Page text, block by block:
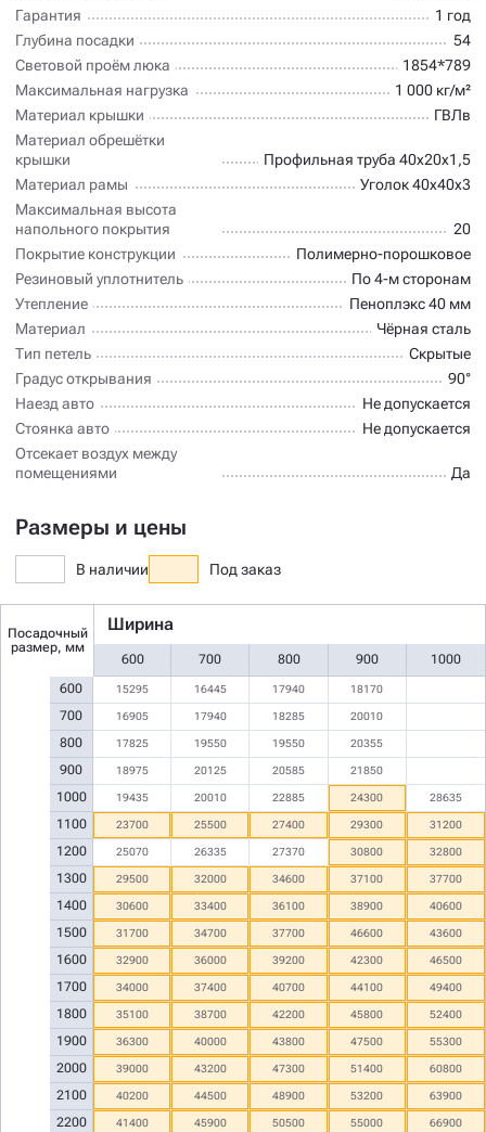
Гарантия
1 год
Глубина посадки
54
Световой проём люка
1854*789
Максимальная нагрузка
1 000 кг/м²
Материал крышки
ГВЛв
Материал обрешётки
крышки
Профильная труба 40х20х1,5
Материал рамы
Уголок 40х40х3
Максимальная высота
напольного покрытия
20
Покрытие конструкции
Полимерно-порошковое
Резиновый уплотнитель
По 4-м сторонам
Утепление
Пеноплэкс 40 мм
Материал
Чёрная сталь
Тип петель
Скрытые
Градус открывания
90°
Наезд авто
Не допускается
Стоянка авто
Не допускается
Отсекает воздух между
помещениями
Да
Размеры и цены
В наличии Под заказ
Посадочный
размер, мм
Ширина
600 700 800 900 1000
600
700
800
900
1000
1100
1200
1300
1400
1500
1600
1700
1800
1900
2000
2100
2200
15295 16445 17940 18170
16905 17940 18285 20010
17825 19550 19550 20355
18975 20125 20585 21850
19435 20010 22885 24300 28635
23700 25500 27400 29300 31200
25070 26335 27370 30800 32800
29500 32000 34600 37100 37700
30600 33400 36100 38900 40600
31700 34700 37700 46600 43600
32900 36000 39200 42300 46500
34000 37400 40700 44100 49400
35100 38700 42200 45800 52400
36300 40000 43800 47500 55300
39000 43200 47300 51400 60800
40200 44500 48900 53200 63900
41400 45900 50500 55000 66900